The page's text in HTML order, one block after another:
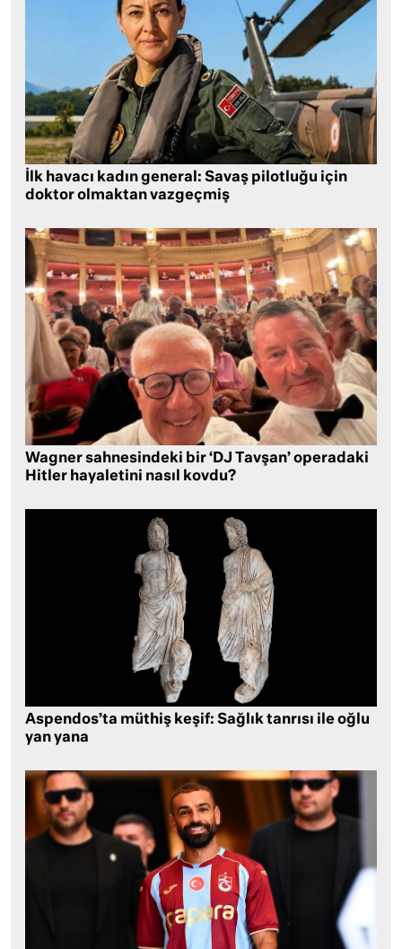
İlk havacı kadın general: Savaş pilotluğu için
doktor olmaktan vazgeçmiş
Wagner sahnesindeki bir ‘DJ Tavşan’ operadaki
Hitler hayaletini nasıl kovdu?
Aspendos’ta müthiş keşif: Sağlık tanrısı ile oğlu
yan yana